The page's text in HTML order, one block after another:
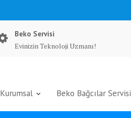
Beko Servisi
Evinizin Teknoloji Uzmanı!
Kurumsal Beko Bağcılar Servisi